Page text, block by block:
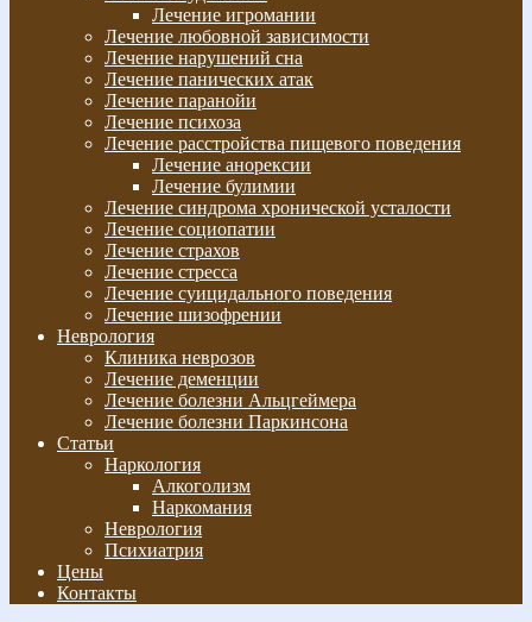
Лечение игромании
Лечение любовной зависимости
Лечение нарушений сна
Лечение панических атак
Лечение паранойи
Лечение психоза
Лечение расстройства пищевого поведения
Лечение анорексии
Лечение булимии
Лечение синдрома хронической усталости
Лечение социопатии
Лечение страхов
Лечение стресса
Лечение суицидального поведения
Лечение шизофрении
Неврология
Клиника неврозов
Лечение деменции
Лечение болезни Альцгеймера
Лечение болезни Паркинсона
Статьи
Наркология
Алкоголизм
Наркомания
Неврология
Психиатрия
Цены
Контакты